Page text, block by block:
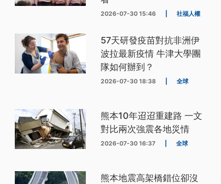
2026-07-30 15:46 社福人權
57天研發疫苗對抗非洲伊
波拉最新疫情 牛津大學團
隊如何辦到？
2026-07-30 18:38 全球
熊本10年迢迢重建路 一文
對比兩次強震各地災情
2026-07-30 16:37 全球
熊本地震高架橋錯位卻沒